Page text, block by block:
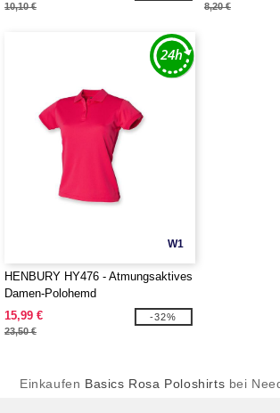
10,10 € 8,20 €
W1
HENBURY HY476 - Atmungsaktives
Damen-Polohemd
15,99 €
23,50 €
-32%
Einkaufen Basics Rosa Poloshirts bei